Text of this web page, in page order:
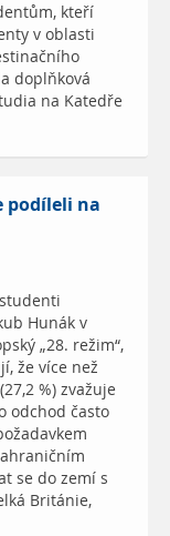
kteří
v oblasti
doplňková
na Katedře
podíleli na
Hunák v
„28. režim“,
že více než
%) zvažuje
odchod často
se do zemí s
Británie,